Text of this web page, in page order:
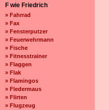
F wie Friedrich
» Fahrrad
» Fax
» Fensterputzer
» Feuerwehrmann
» Fische
» Fitnesstrainer
» Flaggen
» Flak
» Flamingos
» Fledermaus
» Flirten
» Flugzeug